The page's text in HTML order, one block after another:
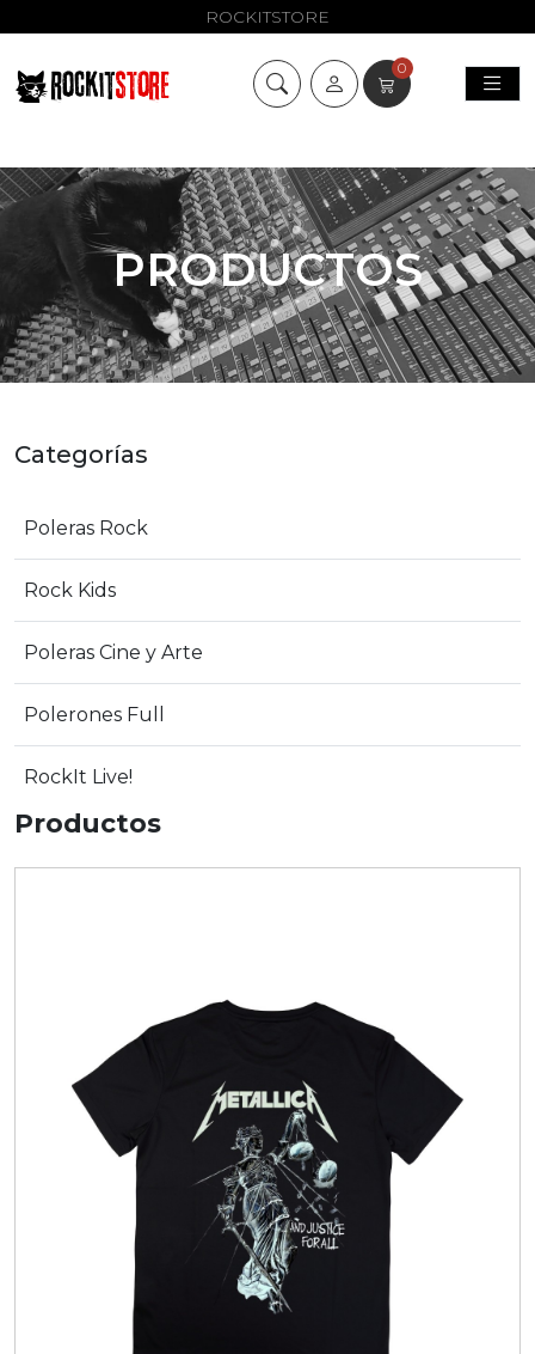
ROCKITSTORE
0
PRODUCTOS
Categorías
Poleras Rock
Rock Kids
Poleras Cine y Arte
Polerones Full
RockIt Live!
Productos